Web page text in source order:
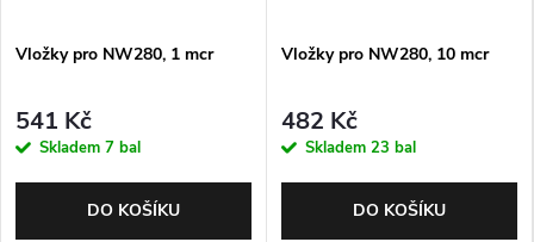
Vložky pro NW280, 1 mcr
541 Kč
Skladem 7 bal
DO KOŠÍKU
Vložky pro NW280, 10 mcr
482 Kč
Skladem 23 bal
DO KOŠÍKU